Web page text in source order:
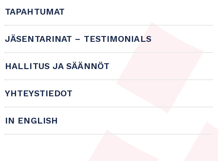
TAPAHTUMAT
JÄSENTARINAT – TESTIMONIALS
HALLITUS JA SÄÄNNÖT
YHTEYSTIEDOT
IN ENGLISH